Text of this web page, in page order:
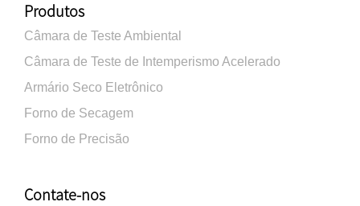
Produtos
Câmara de Teste Ambiental
Câmara de Teste de Intemperismo Acelerado
Armário Seco Eletrônico
Forno de Secagem
Forno de Precisão
Contate-nos